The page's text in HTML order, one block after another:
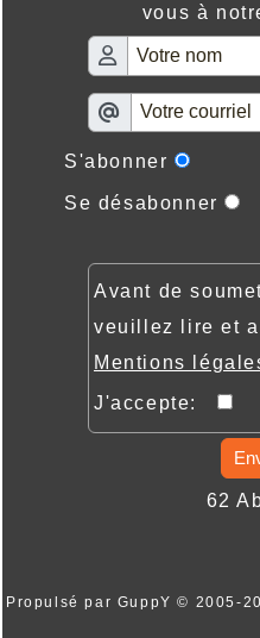
vous à
S'abonner
Se désabonner
Avant de
veuillez lire et
Mentions
J'accepte:
62
Propulsé par GuppY© 2005-